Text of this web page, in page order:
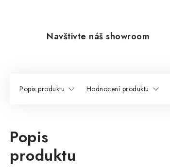
Navštivte náš showroom
Popis produktu Hodnocení produktu
Popis
produktu